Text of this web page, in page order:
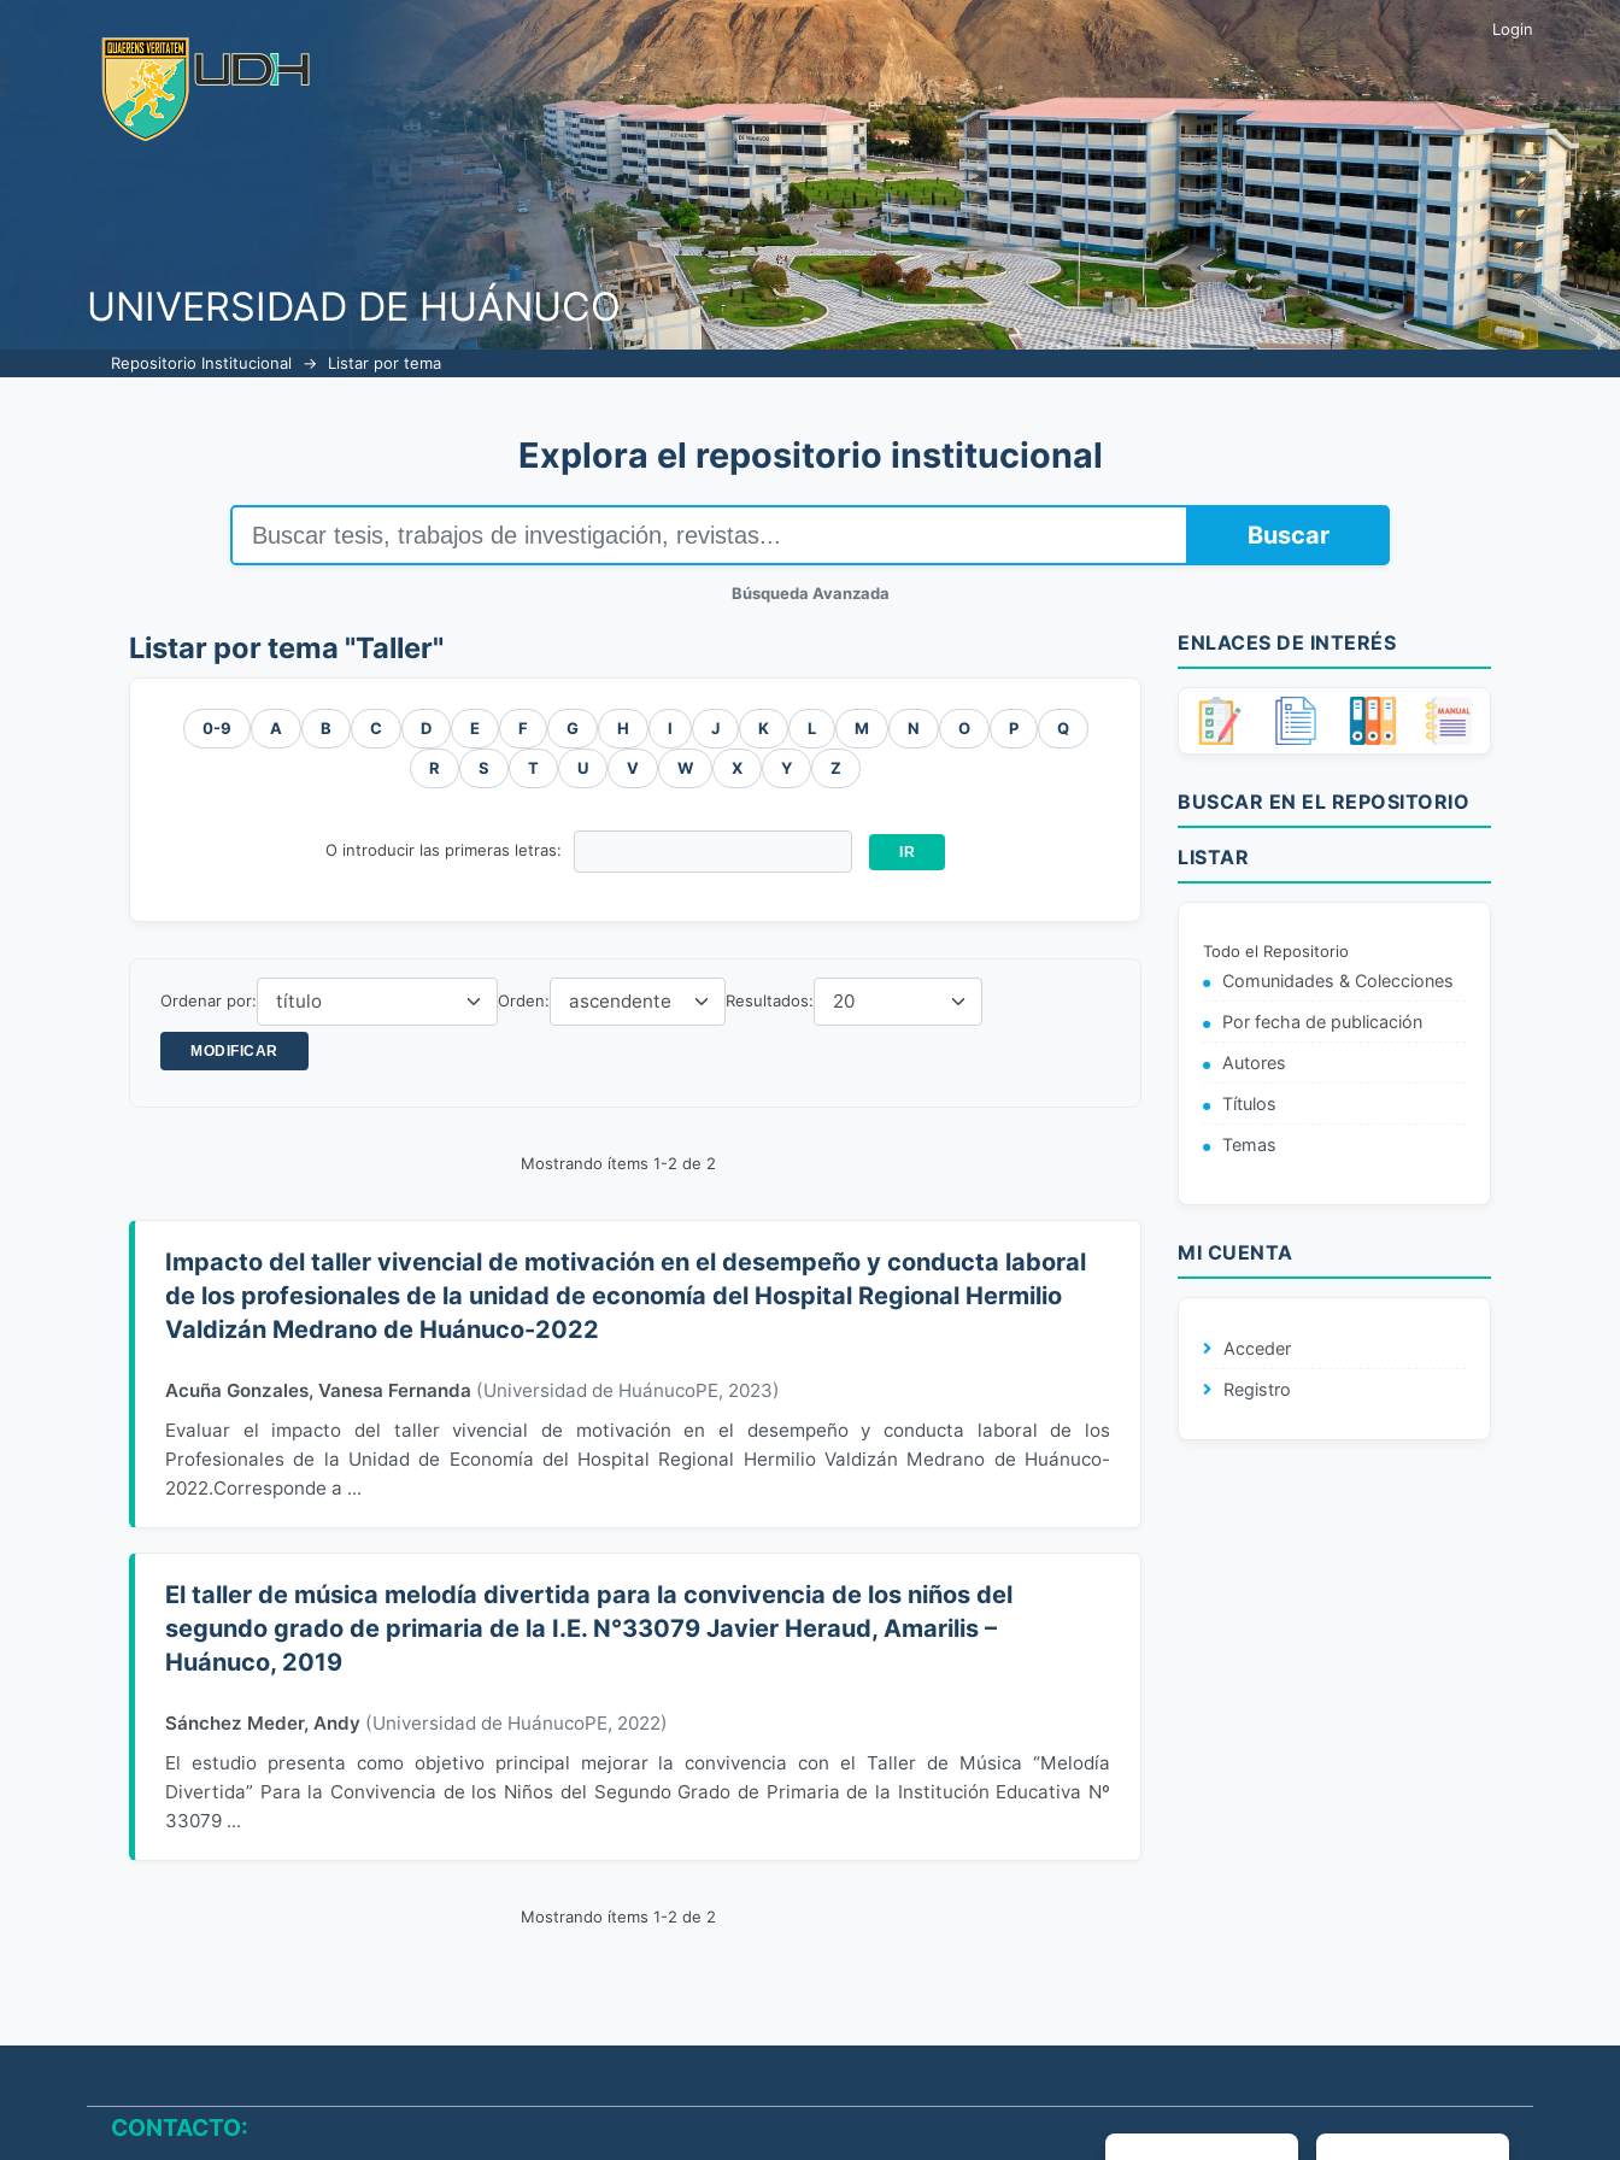
UNIVERSIDAD DE HUÁNUCO
Login
Repositorio Institucional → Listar por tema
Explora el repositorio institucional
Buscar
Búsqueda Avanzada
Listar por tema "Taller"
0-9 A B C D E F G H I J K L M N O P Q
R S T U V W X Y Z
O introducir las primeras letras:
Ordenar por: Orden: Resultados:
Mostrando ítems 1-2 de 2
Impacto del taller vivencial de motivación en el desempeño y conducta laboral
de los profesionales de la unidad de economía del Hospital Regional Hermilio
Valdizán Medrano de Huánuco-2022
Acuña Gonzales, Vanesa Fernanda (Universidad de HuánucoPE, 2023)
Evaluar el impacto del taller vivencial de motivación en el desempeño y conducta laboral de los
Profesionales de la Unidad de Economía del Hospital Regional Hermilio Valdizán Medrano de Huánuco-
2022.Corresponde a ...
El taller de música melodía divertida para la convivencia de los niños del
segundo grado de primaria de la I.E. N°33079 Javier Heraud, Amarilis –
Huánuco, 2019
Sánchez Meder, Andy (Universidad de HuánucoPE, 2022)
El estudio presenta como objetivo principal mejorar la convivencia con el Taller de Música “Melodía
Divertida” Para la Convivencia de los Niños del Segundo Grado de Primaria de la Institución Educativa Nº
33079 ...
Mostrando ítems 1-2 de 2
ENLACES DE INTERÉS
BUSCAR EN EL REPOSITORIO
LISTAR
Todo el Repositorio
Comunidades & Colecciones
Por fecha de publicación
Autores
Títulos
Temas
MI CUENTA
Acceder
Registro
CONTACTO: